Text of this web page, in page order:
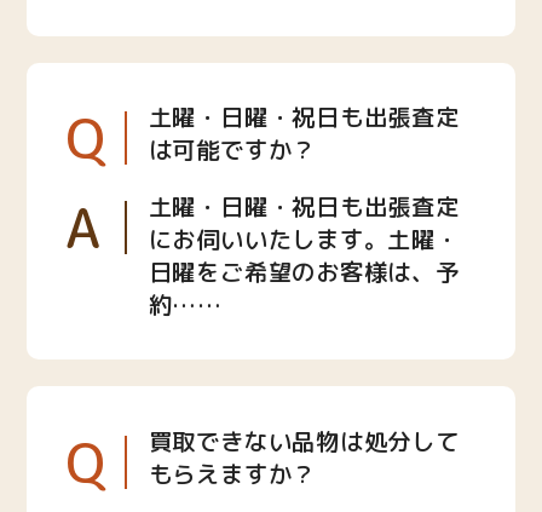
Q
土曜・日曜・祝日も出張査定
は可能ですか？
A
土曜・日曜・祝日も出張査定
にお伺いいたします。土曜・
日曜をご希望のお客様は、予
約……
Q
買取できない品物は処分して
もらえますか？